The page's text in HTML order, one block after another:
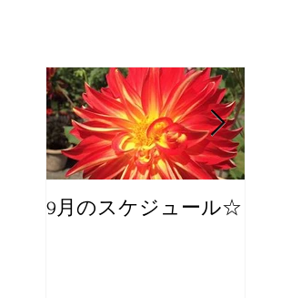
9月のスケジュール☆